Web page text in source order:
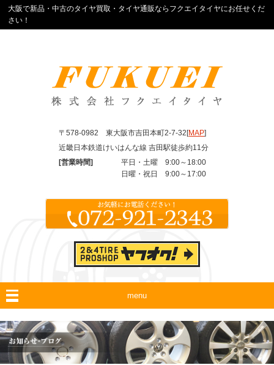
大阪で新品・中古のタイヤ買取・タイヤ通販ならフクエイタイヤにお任せくだ
さい！
〒578-0982 東大阪市吉田本町2-7-32[MAP]
近畿日本鉄道けいはんな線 吉田駅徒歩約11分
[営業時間]
平日・土曜 9:00～18:00
日曜・祝日 9:00～17:00
menu